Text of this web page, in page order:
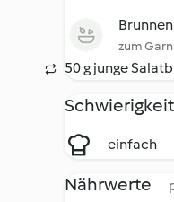
zum
50 g junge
einfach
Nährwerte